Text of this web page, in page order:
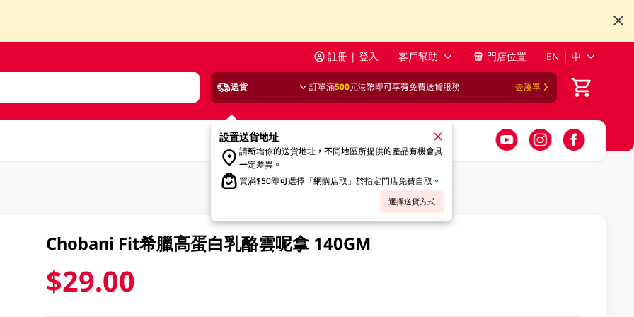
註冊 | 登入 客戶幫助 門店位置 EN | 中
送貨 訂單滿500元港幣即可享有免費送貨服務 去湊單
設置送貨地址
請新增你的送貨地址，不同地區所提供的產品有機會具
一定差異。
買滿$50即可選擇「網購店取」於指定門店免費自取。
選擇送貨方式
Chobani Fit希臘高蛋白乳酪雲呢拿 140GM
$29.00